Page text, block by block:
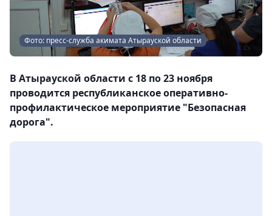
Фото: пресс-служба акимата Атырауской области
В Атырауской области с 18 по 23 ноября
проводится республиканское оперативно-
профилактическое мероприятие "Безопасная
дорога".